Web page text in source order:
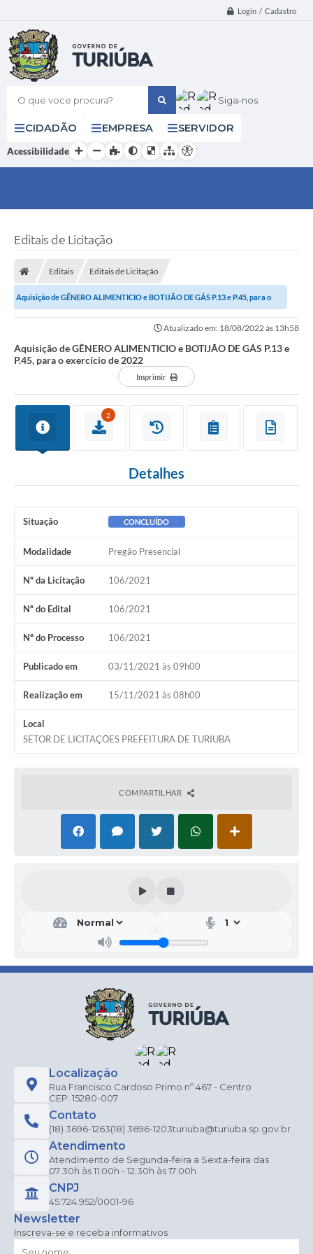
Login / Cadastro
O que voce procura? Siga-nos
CIDADÃO EMPRESA SERVIDOR
Acessibilidade
Editais de Licitação
Editais Editais de Licitação
Aquisição de GÊNERO ALIMENTICIO e BOTIJÃO DE GÁS P.13 e P.45, para o
Atualizado em: 18/08/2022 às 13h58
Aquisição de GÊNERO ALIMENTICIO e BOTIJÃO DE GÁS P.13 e
P.45, para o exercício de 2022
Imprimir
2
Detalhes
Situação CONCLUÍDO
Modalidade Pregão Presencial
Nº da Licitação 106/2021
Nº do Edital 106/2021
Nº do Processo 106/2021
Publicado em 03/11/2021 às 09h00
Realização em 15/11/2021 às 08h00
Local
SETOR DE LICITAÇÕES PREFEITURA DE TURIUBA
COMPARTILHAR
Localização
Rua Francisco Cardoso Primo nº 467 - Centro
CEP: 15280-007
Contato
(18) 3696-1263(18) 3696-1203turiuba@turiuba.sp.gov.br
Atendimento
Atendimento de Segunda-feira a Sexta-feira das
07:30h às 11:00h - 12:30h às 17:00h
CNPJ
45.724.952/0001-96
Newsletter
Inscreva-se e receba informativos